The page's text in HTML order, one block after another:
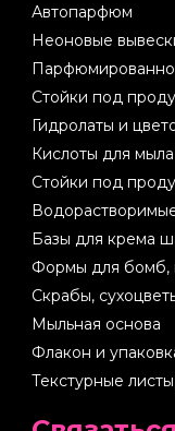
Автопарфюм
Неоновые
Стойки под
Гидролаты и
Кислоты для
Стойки под
Базы для крема
Формы для бомб,
Скрабы,
Мыльная основа
Флакон и
Текстурные